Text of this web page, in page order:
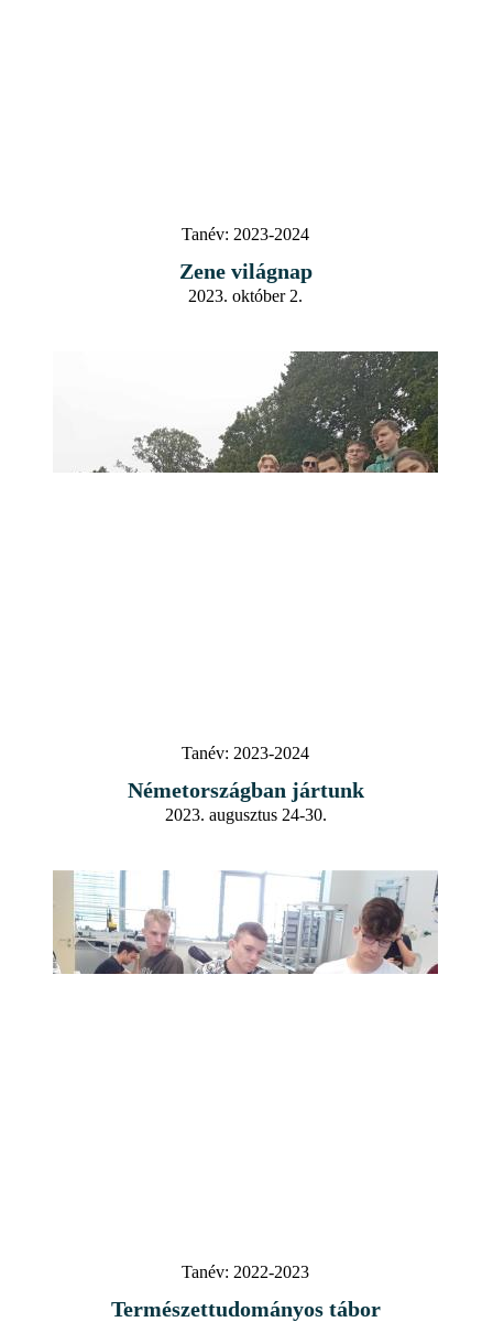
Tanév: 2023-2024
Zene világnap
2023. október 2.
Tanév: 2023-2024
Németországban jártunk
2023. augusztus 24-30.
Tanév: 2022-2023
Természettudományos tábor